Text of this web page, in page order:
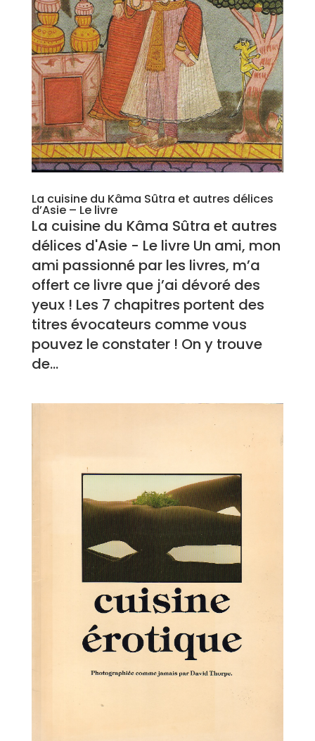
La cuisine du Kâma Sûtra et autres délices
d’Asie – Le livre
La cuisine du Kâma Sûtra et autres
délices d'Asie - Le livre Un ami, mon
ami passionné par les livres, m’a
offert ce livre que j’ai dévoré des
yeux ! Les 7 chapitres portent des
titres évocateurs comme vous
pouvez le constater ! On y trouve
de...